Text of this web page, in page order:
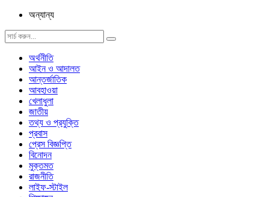
অন্যান্য
অর্থনীতি
আইন ও আদালত
আন্তর্জাতিক
আবহাওয়া
খেলাধুলা
জাতীয়
তথ্য ও প্রযুক্তি
প্রবাস
প্রেস বিজ্ঞপ্তি
বিনোদন
মুক্তমত
রাজনীতি
লাইফ-স্টাইল